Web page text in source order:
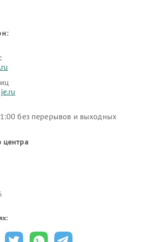
без перерывов и выходных
центра